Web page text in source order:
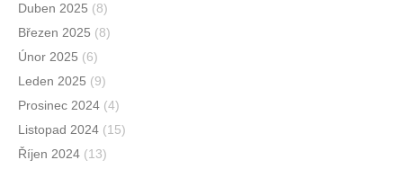
Duben 2025 (8)
Březen 2025 (8)
Únor 2025 (6)
Leden 2025 (9)
Prosinec 2024 (4)
Listopad 2024 (15)
Říjen 2024 (13)